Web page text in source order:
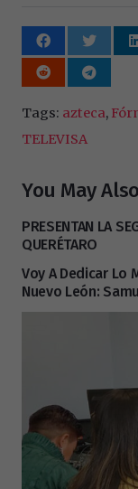
Tags: azteca,
TELEVISA
You May
PRESENTAN LA
QUERÉTARO
Voy A Dedicar Lo
Nuevo León: